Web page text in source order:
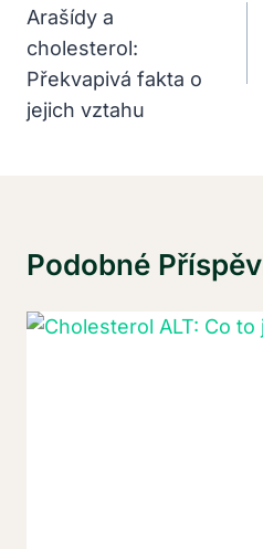
Pro
Příspěvek
Arašídy a
cholesterol:
Překvapivá fakta o
jejich vztahu
Podobné